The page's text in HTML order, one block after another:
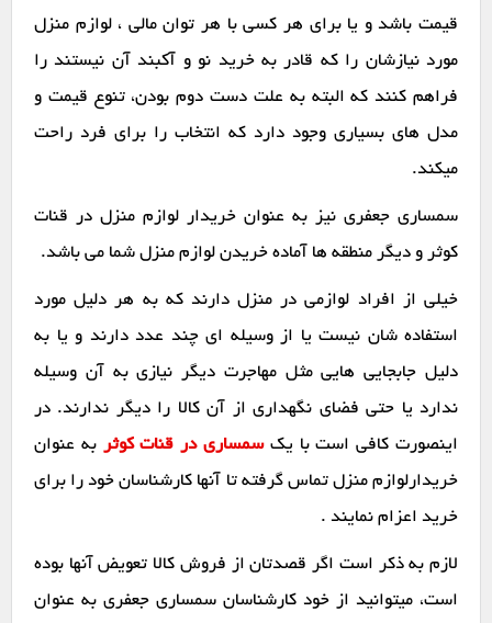
قیمت باشد و یا برای هر کسی با هر توان مالی ، لوازم منزل
مورد نیازشان را که قادر به خرید نو و آکبند آن نیستند را
فراهم کنند که البته به علت دست دوم بودن، تنوع قیمت و
مدل های بسیاری وجود دارد که انتخاب را برای فرد راحت
میکند.
سمساری جعفری نیز به عنوان خریدار لوازم منزل در قنات
کوثر و دیگر منطقه ها آماده خریدن لوازم منزل شما می باشد.
خیلی از افراد لوازمی در منزل دارند که به هر دلیل مورد
استفاده شان نیست یا از وسیله ای چند عدد دارند و یا به
دلیل جابجایی هایی مثل مهاجرت دیگر نیازی به آن وسیله
ندارد یا حتی فضای نگهداری از آن کالا را دیگر ندارند. در
اینصورت کافی است با یکسمساری در قنات کوثر به عنوان
خریدارلوازم منزل تماس گرفته تا آنها کارشناسان خود را برای
خرید اعزام نمایند .
لازم به ذکر است اگر قصدتان از فروش کالا تعویض آنها بوده
است، میتوانید از خود کارشناسان سمساری جعفری به عنوان